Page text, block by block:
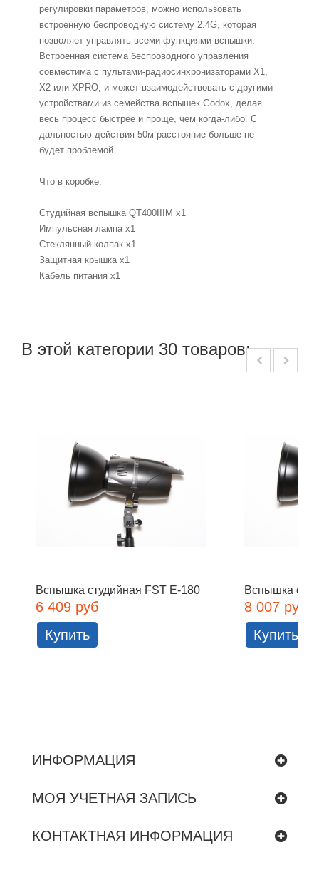
регулировки параметров, можно использовать
встроенную беспроводную систему 2.4G, которая
позволяет управлять всеми функциями вспышки.
Встроенная система беспроводного управления
совместима с пультами-радиосинхронизаторами X1,
X2 или XPRO, и может взаимодействовать с другими
устройствами из семейства вспышек Godox, делая
весь процесс быстрее и проще, чем когда-либо. С
дальностью действия 50м расстояние больше не
будет проблемой.
Что в коробке:
Студийная вспышка QT400IIIM x1
Импульсная лампа x1
Стеклянный колпак x1
Защитная крышка x1
Кабель питания x1
В этой категории 30 товаров:
Вспышка студийная FST E-180
6 409 руб
Купить
Вспышка
8 007 руб
Купить
ИНФОРМАЦИЯ
МОЯ УЧЕТНАЯ ЗАПИСЬ
КОНТАКТНАЯ ИНФОРМАЦИЯ